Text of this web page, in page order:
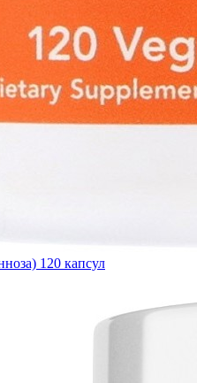
120 капсул